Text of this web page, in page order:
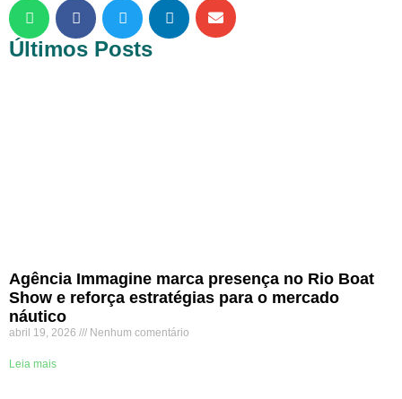
Últimos Posts
Agência Immagine marca presença no Rio Boat
Show e reforça estratégias para o mercado
náutico
abril 19, 2026 Nenhum comentário
Leia mais